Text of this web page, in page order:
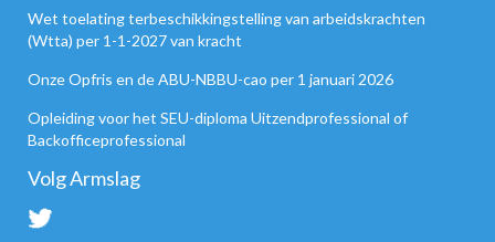
Wet toelating terbeschikkingstelling van arbeidskrachten
(Wtta) per 1-1-2027 van kracht
Onze Opfris en de ABU-NBBU-cao per 1 januari 2026
Opleiding voor het SEU-diploma Uitzendprofessional of
Backofficeprofessional
Volg Armslag